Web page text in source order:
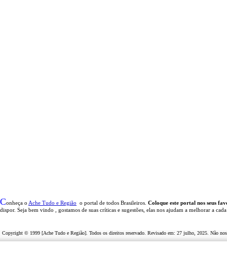
Conheça o Ache Tudo e Região o portal de todos Brasileiros. Coloque este portal nos seus
dispor. Seja bem vindo , gostamos de suas críticas e sugestões, elas nos ajudam a melhorar a
Copyright © 1999 [Ache Tudo e Região]. Todos os direitos reservado. Revisado em: 27 julho, 2025 . Não